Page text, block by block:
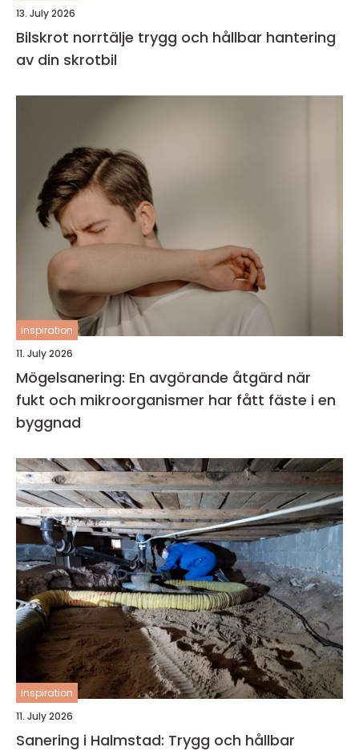
13. July 2026
Bilskrot norrtälje trygg och hållbar hantering
av din skrotbil
inspiration
11. July 2026
Mögelsanering: En avgörande åtgärd när
fukt och mikroorganismer har fått fäste i en
byggnad
inspiration
11. July 2026
Sanering i Halmstad: Trygg och hållbar